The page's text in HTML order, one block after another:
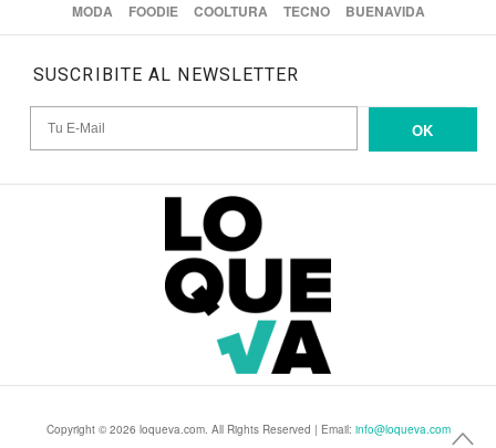
MODA FOODIE COOLTURA TECNO BUENAVIDA
SUSCRIBITE AL NEWSLETTER
OK
Copyright © 2026 loqueva.com. All Rights Reserved | Email: info@loqueva.com